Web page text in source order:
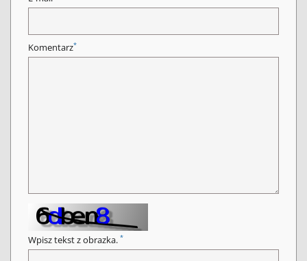
Komentarz*
Wpisz tekst z obrazka. *